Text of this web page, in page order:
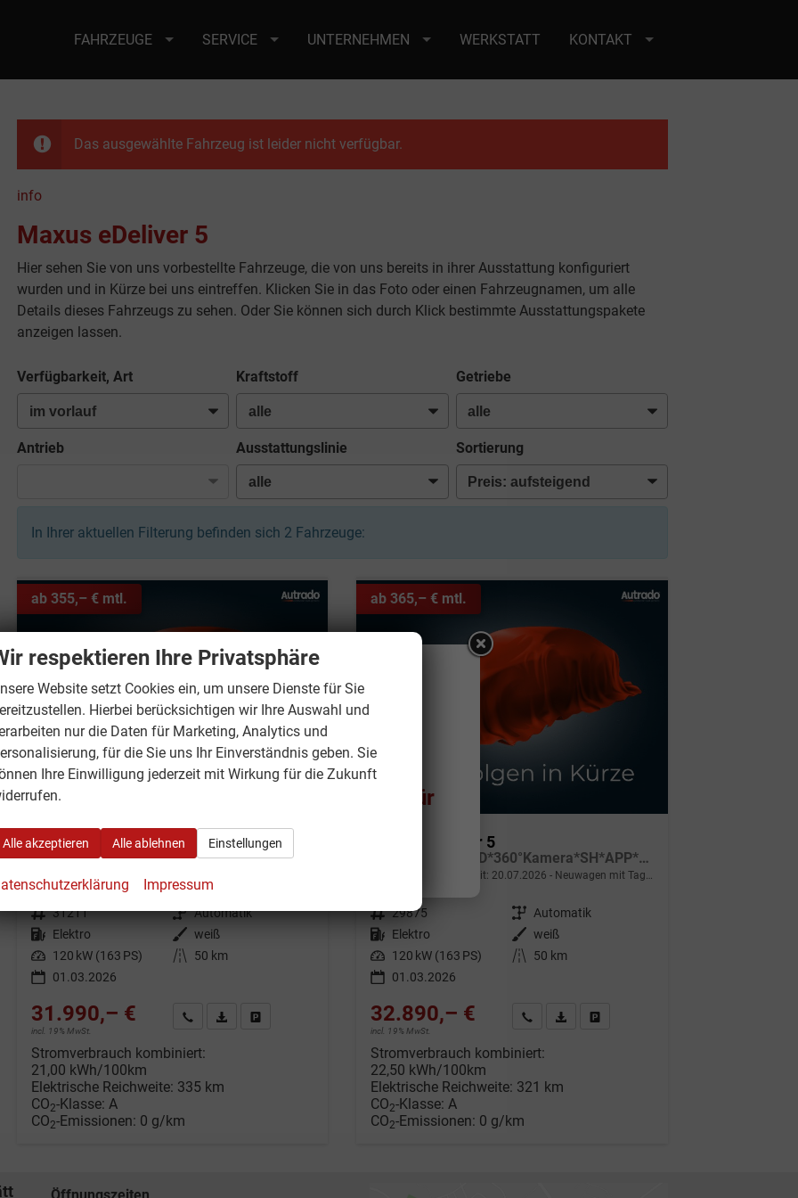
FAHRZEUGE SERVICE UNTERNEHMEN WERKSTATT KONTAKT
Das ausgewählte Fahrzeug ist leider nicht verfügbar.
info
Maxus eDeliver 5
Hier sehen Sie von uns vorbestellte Fahrzeuge, die von uns bereits in ihrer Ausstattung konfiguriert
wurden und in Kürze bei uns eintreffen. Klicken Sie in das Foto oder einen Fahrzeugnamen, um alle
Details dieses Fahrzeugs zu sehen. Oder Sie können sich durch Klick bestimmte Ausstattungspakete
anzeigen lassen.
Verfügbarkeit, Art Kraftstoff Getriebe
Antrieb Ausstattungslinie Sortierung
In Ihrer aktuellen Filterung befinden sich 2 Fahrzeuge:
ab 355,– € mtl.
Maxus eDeliver 5
Fahrzeugnr. 31211 Getriebe Automatik
Kraftstoff Elektro Außenfarbe weiß
Leistung 120 kW (163 PS) Kilometerstand
50 km
01.03.2026
31.990,– €
incl. 19% MwSt.
Wir rufen Sie an
Fahrzeugexposé (PDF)
Stromverbrauch kombiniert:
21,00 kWh/100km
Elektrische Reichweite: 335 km
CO2-Klasse: A
CO2-Emissionen: 0 g/km
ab 365,– € mtl.
Maxus eDeliver 5
L2H1 64kWh *LED*360°Kamera*SH*APP*ACC*KESSY*
unverbindliche Lieferzeit: 20.07.2026 Neuwagen mit Tageszulassung
Fahrzeugnr. 29875 Getriebe Automatik
Kraftstoff Elektro Außenfarbe weiß
Leistung 120 kW (163 PS) Kilometerstand
50 km
01.03.2026
32.890,– €
incl. 19% MwSt.
Wir rufen Sie anFahrzeugexposé (PDF)
Stromverbrauch kombiniert:
22,50 kWh/100km
Elektrische Reichweite: 321 km
CO2-Klasse: A
CO2-Emissionen: 0 g/km
respektieren Ihre Privatsphäre
Website setzt Cookies ein, um unsere Dienste für Sie
Hierbei berücksichtigen wir Ihre Auswahl und
nur die Daten für Marketing, Analytics und
für die Sie uns Ihr Einverständnis geben. Sie
Ihre Einwilligung jederzeit mit Wirkung für die Zukunft
Alle akzeptieren Alle ablehnen Einstellungen
Impressum
- Betriebsurlaub:
- Wir haben vom 10.08.2026 - 21.08.
geschlossen!
24.08.2026 sind wir wieder wie gewohnt für